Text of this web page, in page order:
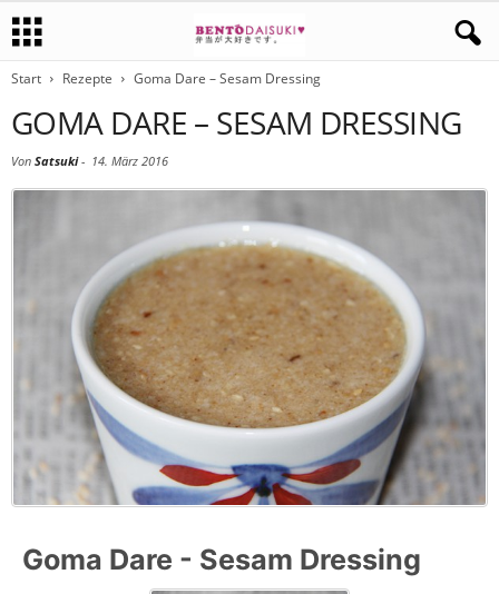
Start Rezepte Goma Dare – Sesam Dressing
GOMA DARE – SESAM DRESSING
Von Satsuki- 14. März 2016
Goma Dare - Sesam Dressing